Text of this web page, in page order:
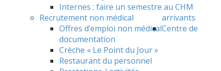
Internes : faire un semestre au CHM
Recrutement non médical
Offres d’emploi non médical
arrivants
Centre de
documentation
Crèche « Le Point du Jour »
Restaurant du personnel